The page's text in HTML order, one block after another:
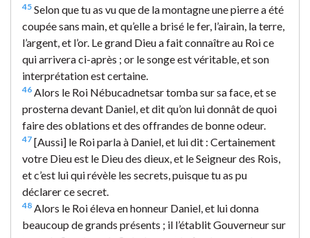
45 Selon que tu as vu que de la montagne une pierre a été
coupée sans main, et qu’elle a brisé le fer, l’airain, la terre,
l’argent, et l’or. Le grand Dieu a fait connaître au Roi ce
qui arrivera ci-après ; or le songe est véritable, et son
interprétation est certaine.
46 Alors le Roi Nébucadnetsar tomba sur sa face, et se
prosterna devant Daniel, et dit qu’on lui donnât de quoi
faire des oblations et des offrandes de bonne odeur.
47 [Aussi] le Roi parla à Daniel, et lui dit : Certainement
votre Dieu est le Dieu des dieux, et le Seigneur des Rois,
et c’est lui qui révèle les secrets, puisque tu as pu
déclarer ce secret.
48 Alors le Roi éleva en honneur Daniel, et lui donna
beaucoup de grands présents ; il l’établit Gouverneur sur